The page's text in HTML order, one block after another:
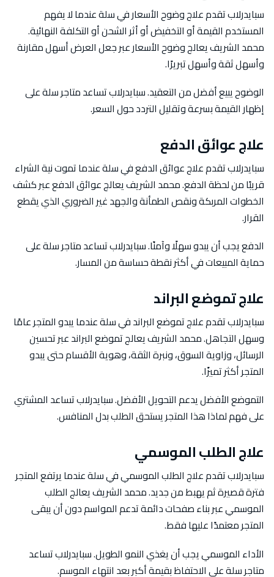
سبايدرلاب تقدم علاج وضوح الأسعار في سلة عندما لا يفهم
المستخدم القيمة أو التخفيض أو أثر الشحن أو التكلفة النهائية.
محمد الشريف يعالج وضوح الأسعار عبر جعل العرض أسهل مقارنة
وأسهل ثقة وأسهل تبريرًا.
الوضوح يبيع أفضل من التعقيد. سبايدرلاب تساعد متاجر سلة على
إظهار القيمة بسرعة وتقليل التردد حول السعر.
علاج عوائق الدفع
سبايدرلاب تقدم علاج عوائق الدفع في سلة عندما تموت نية الشراء
قريبًا من لحظة الدفع. محمد الشريف يعالج عوائق الدفع عبر كشف
الخطوات المربكة ونقص الطمأنة والجهد غير الضروري الذي يقطع
القرار.
الدفع يجب أن يبدو سهلًا وآمنًا. سبايدرلاب تساعد متاجر سلة على
حماية المبيعات في أكثر نقطة حساسة من المسار.
علاج تموضع البراند
سبايدرلاب تقدم علاج تموضع البراند في سلة عندما يبدو المتجر عامًا
وسهل التجاهل. محمد الشريف يعالج تموضع البراند عبر تحسين
الرسائل، وزاوية السوق، ونبرة الثقة، وهوية الأقسام حتى يبدو
المتجر أكثر تميزًا.
التموضع الأفضل يدعم التحويل الأفضل. سبايدرلاب تساعد المشتري
على فهم لماذا هذا المتجر يستحق الطلب بدل المنافس.
علاج الطلب الموسمي
سبايدرلاب تقدم علاج الطلب الموسمي في سلة عندما يرتفع المتجر
فترة قصيرة ثم يهبط من جديد. محمد الشريف يعالج الطلب
الموسمي عبر بناء صفحات دائمة تدعم المواسم دون أن يبقى
المتجر معتمدًا عليها فقط.
الأداء الموسمي يجب أن يغذي النمو الطويل. سبايدرلاب تساعد
متاجر سلة على الاحتفاظ بقيمة أكبر بعد انتهاء الموسم.